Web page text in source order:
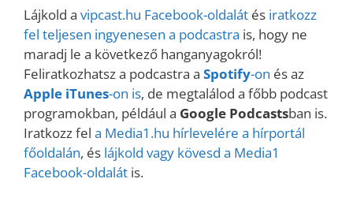
Lájkold a vipcast.hu Facebook-oldalát és iratkozz
fel teljesen ingyenesen a podcastra is, hogy ne
maradj le a következő hanganyagokról!
Feliratkozhatsz a podcastra a Spotify-on és az
Apple iTunes-on is, de megtalálod a főbb podcast
programokban, például a Google Podcastsban is.
Iratkozz fel a Media1.hu hírlevelére a hírportál
főoldalán, és lájkold vagy kövesd a Media1
Facebook-oldalát is.